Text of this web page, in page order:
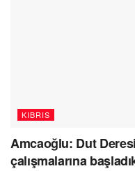
KIBRIS
Amcaoğlu: Dut
çalışmalarına